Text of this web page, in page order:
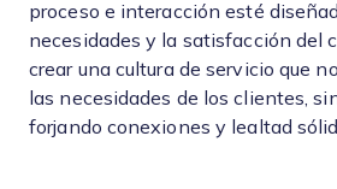
proceso e interacción esté
necesidades y la satisfacción del
crear una cultura de servicio que
las necesidades de los clientes,
forjando conexiones y lealtad